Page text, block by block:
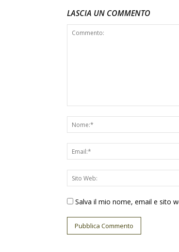
LASCIA UN COMMENTO
Salva il mio nome, email e sito